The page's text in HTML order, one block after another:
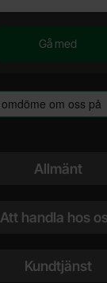
Allmänt
Att handla hos
Kundtjänst